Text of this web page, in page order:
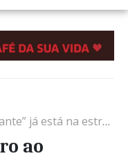
já está na estrada
ao